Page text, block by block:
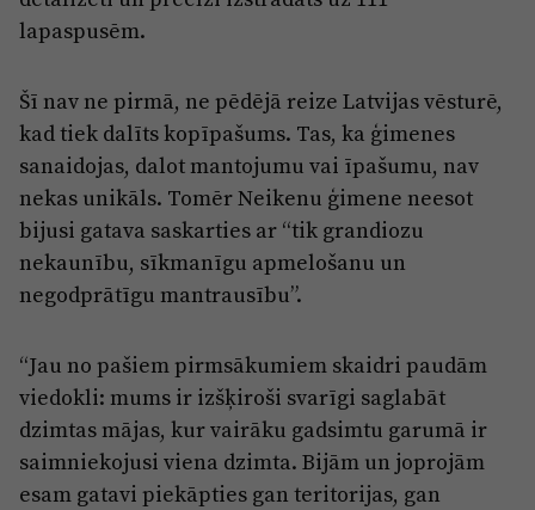
lapaspusēm.
Šī nav ne pirmā, ne pēdējā reize Latvijas vēsturē,
kad tiek dalīts kopīpašums. Tas, ka ģimenes
sanaidojas, dalot mantojumu vai īpašumu, nav
nekas unikāls. Tomēr Neikenu ģimene neesot
bijusi gatava saskarties ar “tik grandiozu
nekaunību, sīkmanīgu apmelošanu un
negodprātīgu mantrausību”.
“Jau no pašiem pirmsākumiem skaidri paudām
viedokli: mums ir izšķiroši svarīgi saglabāt
dzimtas mājas, kur vairāku gadsimtu garumā ir
saimniekojusi viena dzimta. Bijām un joprojām
esam gatavi piekāpties gan teritorijas, gan